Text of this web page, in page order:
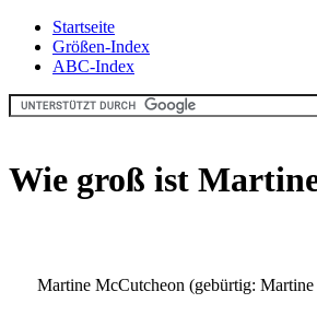
Startseite
Größen-Index
ABC-Index
Wie groß ist
Martine McCutcheon (gebürtig: